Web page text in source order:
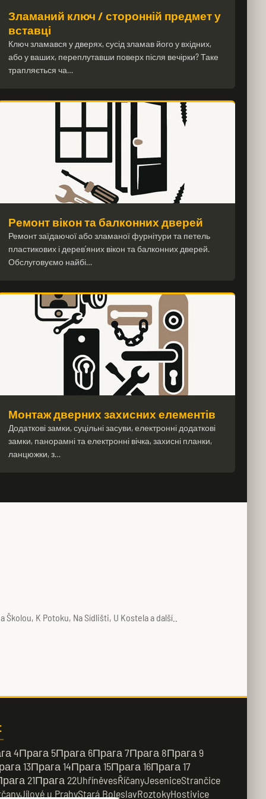
Зламаний ключ / сторонній предмет у
вставці
Ключ зламався у дверях, сусід зламав його у вхідних,
або у ваших, переплутавши поверх після вечірки? Таке
трапляється ча…
Ремонт вікон та балконних дверей
Ремонт заїдаючої або зламаної фурнітури та петель
пластикових і дерев’яних вікон та балконних дверей.
Обслуговуємо найбі…
Монтаж дверних захисних елементів
Додаткові замки, суцільні засуви, електронні додаткові
замки, панорамні та електронні вічка, захисні планки,
ланцюжки, з…
K Potoku, Na Sídlišti, U Kostela a další..
4Прага 5Прага 6Прага 7Прага 8Прага 9
13Прага 14Прага 15Прага 16Прага 17
21Прага 22UhříněvesŘíčanyJeseniceStrančice
Jílové u PrahyStará BoleslavRoztokyHostivice